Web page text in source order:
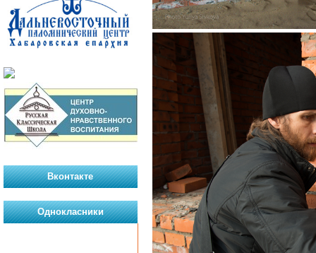
Вконтакте
Однокласники